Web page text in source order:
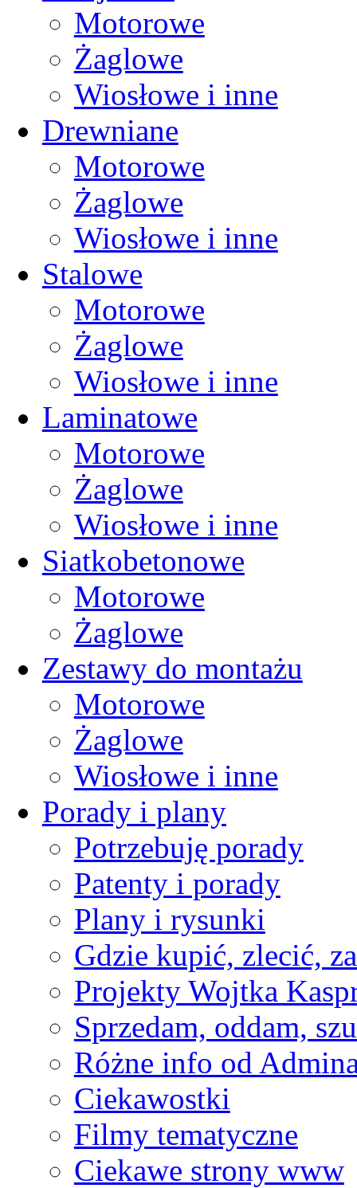
Motorowe
Żaglowe
Wiosłowe i inne
Drewniane
Motorowe
Żaglowe
Wiosłowe i inne
Stalowe
Motorowe
Żaglowe
Wiosłowe i inne
Laminatowe
Motorowe
Żaglowe
Wiosłowe i inne
Siatkobetonowe
Motorowe
Żaglowe
Zestawy do montażu
Motorowe
Żaglowe
Wiosłowe i inne
Porady i plany
Potrzebuję porady
Patenty i porady
Plany i rysunki
Gdzie kupić, zlecić,
Projekty Wojtka
Sprzedam, oddam,
Różne info od
Ciekawostki
Filmy tematyczne
Ciekawe strony www